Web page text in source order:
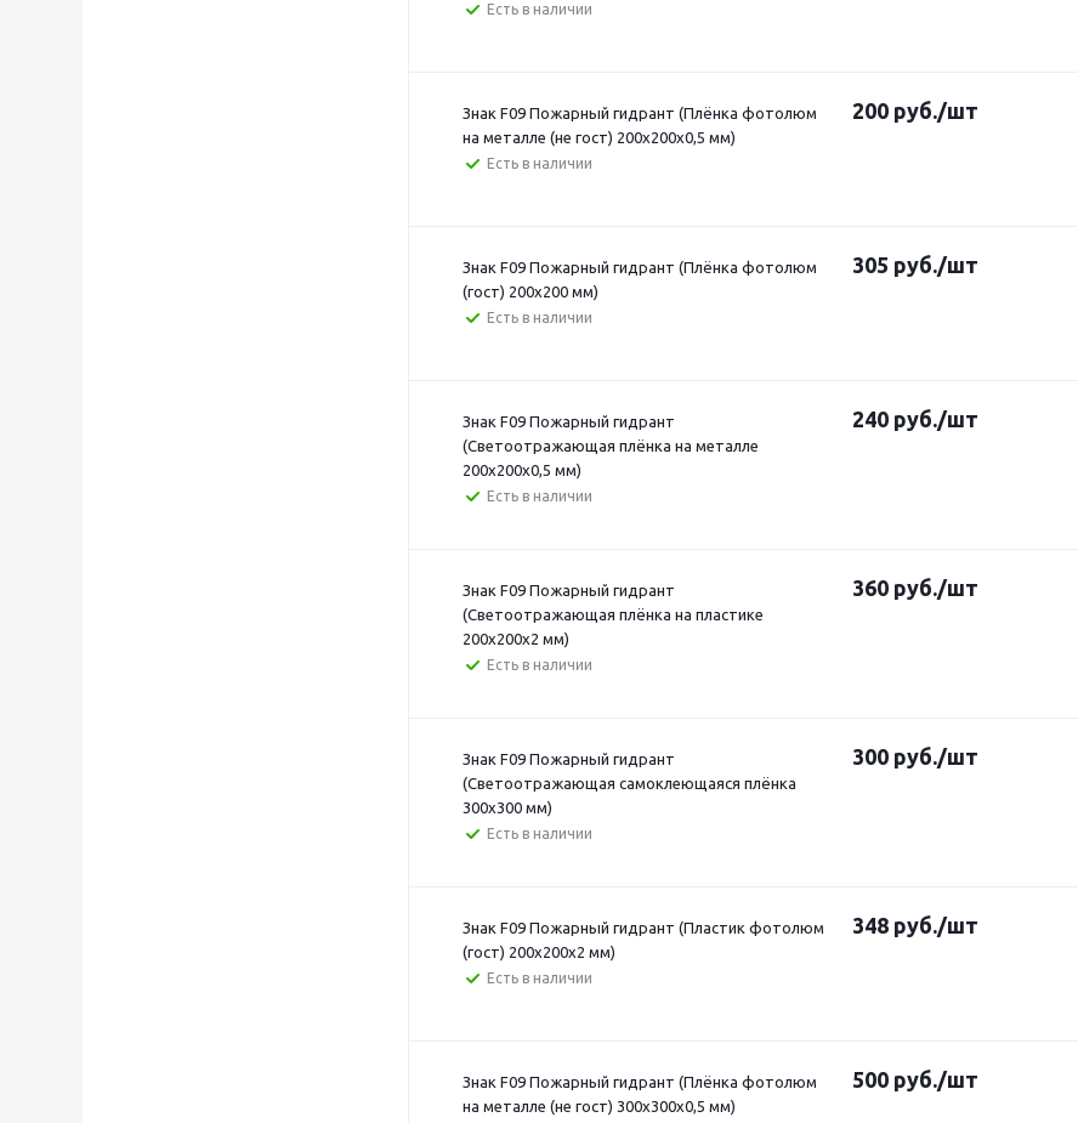
Есть в наличии
Знак F09 Пожарный гидрант (Плёнка фотолюм
на металле (не гост) 200х200х0,5 мм)
Есть в наличии
200руб./шт
Знак F09 Пожарный гидрант (Плёнка фотолюм
(гост) 200x200 мм)
Есть в наличии
305 руб./шт
Знак F09 Пожарный гидрант
(Светоотражающая плёнка на металле
200х200х0,5 мм)
Есть в наличии
240руб./шт
Знак F09 Пожарный гидрант
(Светоотражающая плёнка на пластике
200х200х2 мм)
Есть в наличии
360руб./шт
Знак F09 Пожарный гидрант
(Светоотражающая самоклеющаяся плёнка
300х300 мм)
Есть в наличии
300руб./шт
Знак F09 Пожарный гидрант (Пластик фотолюм
(гост) 200x200x2 мм)
Есть в наличии
348руб./шт
Знак F09 Пожарный гидрант (Плёнка фотолюм
на металле (не гост) 300х300х0,5 мм)
500руб./шт